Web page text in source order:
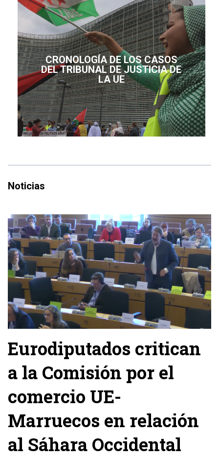
CRONOLOGÍA DE LOS CASOS
DEL TRIBUNAL DE JUSTICIA DE
LA UE
Noticias
Eurodiputados critican
a la Comisión por el
comercio UE-
Marruecos en relación
al Sáhara Occidental